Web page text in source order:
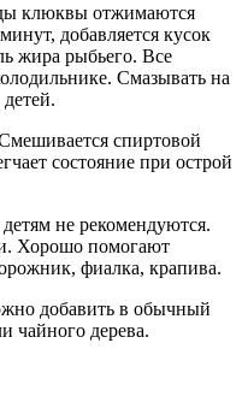
клюквы отжимаются
добавляется кусок
жира рыбьего. Все
Смазывать на
спиртовой
состояние при острой
не рекомендуются.
Хорошо помогают
фиалка, крапива.
добавить в обычный
чайного дерева.